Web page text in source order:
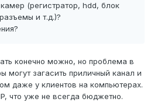
(регистратор, hdd, блок
и т.д.)?
конечно можно, но проблема в
могут загасить приличный канал и
даже у клиентов на компьютерах.
что уже не всегда бюджетно.